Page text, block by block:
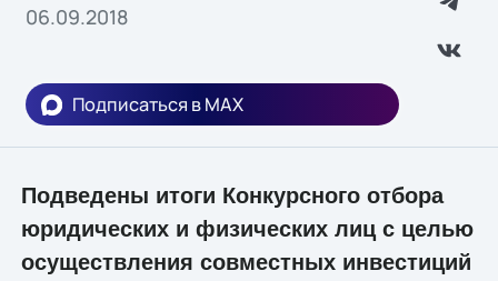
06.09.2018
Подписаться в MAX
Подведены итоги Конкурсного отбора
юридических и физических лиц с целью
осуществления совместных инвестиций